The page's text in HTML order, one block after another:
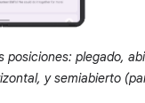
plegado,
y semiabierto